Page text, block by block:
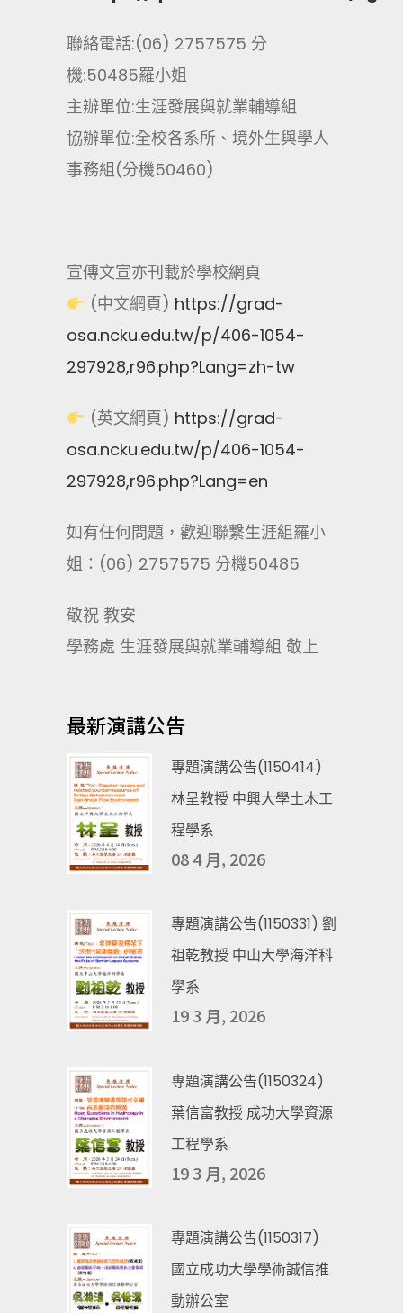
聯絡電話:(06) 2757575 分
機:50485羅小姐
主辦單位:生涯發展與就業輔導組
協辦單位:全校各系所、境外生與學人
事務組(分機50460)
宣傳文宣亦刊載於學校網頁
(中文網頁) https://grad-
osa.ncku.edu.tw/p/406-1054-
297928,r96.php?Lang=zh-tw
(英文網頁) https://grad-
osa.ncku.edu.tw/p/406-1054-
297928,r96.php?Lang=en
如有任何問題，歡迎聯繫生涯組羅小
姐：(06) 2757575 分機50485
敬祝 教安
學務處 生涯發展與就業輔導組 敬上
最新演講公告
專題演講公告(1150414)
林呈教授 中興大學土木工
程學系
08 4 月, 2026
專題演講公告(1150331) 劉
祖乾教授 中山大學海洋科
學系
19 3 月, 2026
專題演講公告(1150324)
葉信富教授 成功大學資源
工程學系
19 3 月, 2026
專題演講公告(1150317)
國立成功大學學術誠信推
動辦公室